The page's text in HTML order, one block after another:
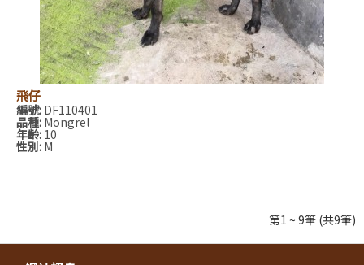
飛仔
編號: DF110401
品種: Mongrel
年齡: 10
性別: M
第1 ~ 9筆 (共9筆)